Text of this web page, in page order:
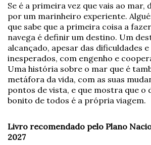
Se é a primeira vez que vais ao mar,
por um marinheiro experiente.
que sabe que a primeira coisa a
navega é definir um destino. Um
alcançado, apesar das dificuldades
inesperados, com engenho e
Uma história sobre o mar que é
metáfora da vida, com as suas
pontos de vista, e que mostra que o
bonito de todos é a própria viagem.
Livro recomendado pelo Plano
2027